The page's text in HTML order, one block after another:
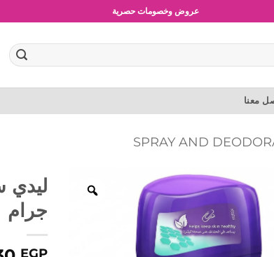
شحن مجاني للطلبات بقيمة 1500 جنية أو أكثر
معنا
جرام
EGP